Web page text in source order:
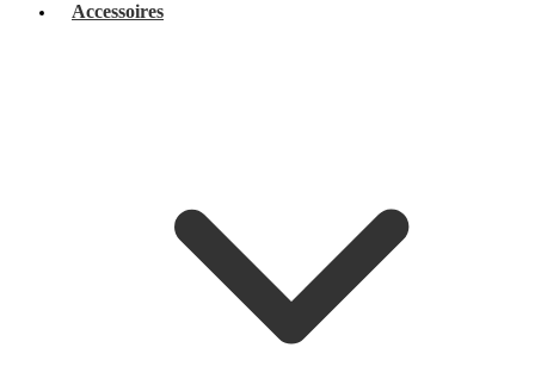
Accessoires